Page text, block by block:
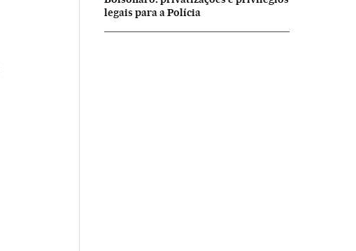
legais para a Polícia